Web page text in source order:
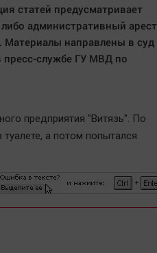
статей предусматривает
административный арест
Материалы направлены в суд
пресс-службе ГУ МВД по
предприятия "Витязь". По
а потом попытался